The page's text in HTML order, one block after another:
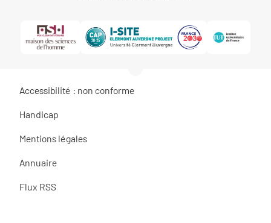
Accessibilité : non conforme
Handicap
Mentions légales
Annuaire
Flux RSS